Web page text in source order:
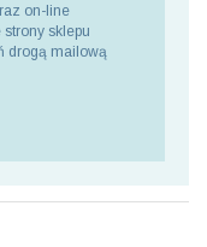
on-line
sklepu
drogą mailową